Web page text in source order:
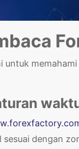
untuk
dengan